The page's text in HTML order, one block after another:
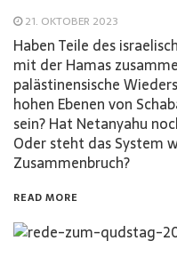
21. OKTOBER 2023
Haben Teile des
mit der Hamas
palästinensische
hohen Ebenen von
sein? Hat Netanyahu
Oder steht das System
Zusammenbruch?
READ MORE